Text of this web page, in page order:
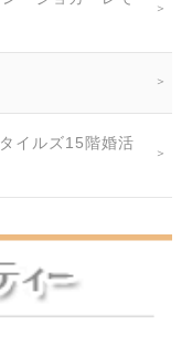
イルズ15階婚活